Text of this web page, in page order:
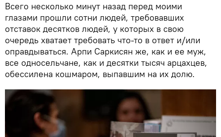
Всего несколько минут назад перед моими
глазами прошли сотни людей, требовавших
отставок десятков людей, у которых в свою
очередь хватает требовать что-то в ответ и/или
оправдываться. Арпи Саркисян же, как и ее муж,
все односельчане, как и десятки тысяч арцахцев,
обессилена кошмаром, выпавшим на их долю.